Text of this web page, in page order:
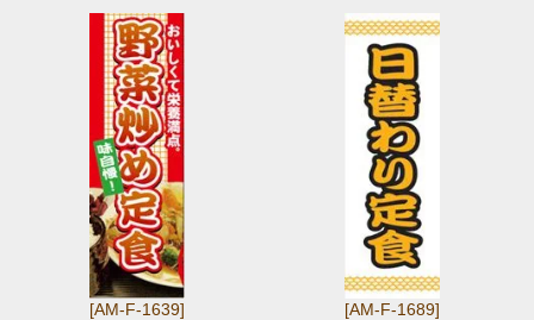
[AM-F-1639] [AM-F-1689]